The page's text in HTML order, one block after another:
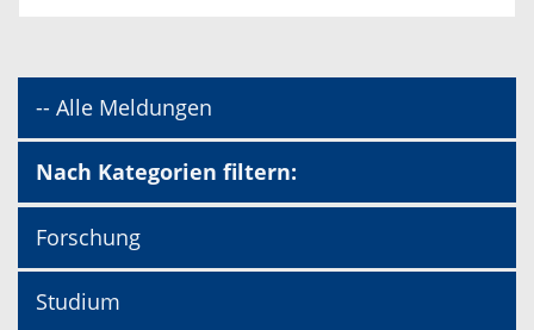
-- Alle Meldungen
Nach Kategorien filtern:
Forschung
Studium